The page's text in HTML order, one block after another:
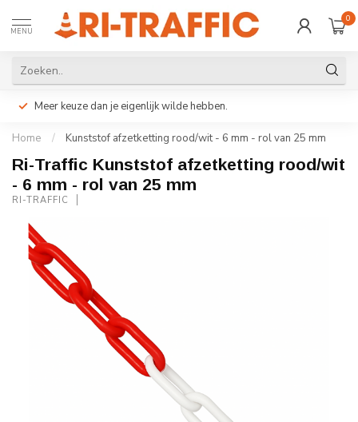
MENU
0
Meer keuze dan je eigenlijk wilde hebben.
Home / Kunststof afzetketting rood/wit - 6 mm - rol van 25 mm
Ri-Traffic Kunststof afzetketting rood/wit
- 6 mm - rol van 25 mm
RI-TRAFFIC